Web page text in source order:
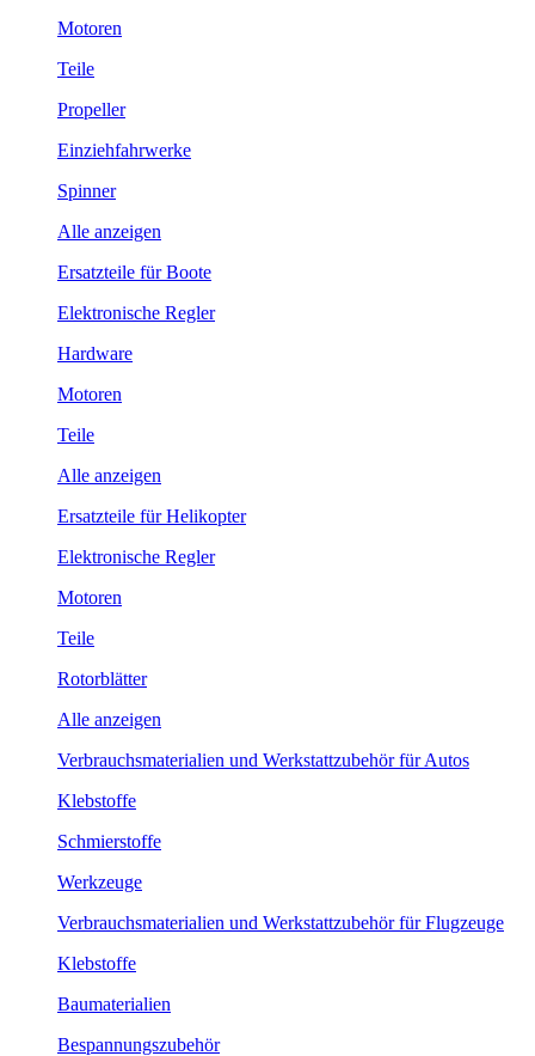
Motoren
Teile
Propeller
Einziehfahrwerke
Spinner
Alle anzeigen
Ersatzteile für Boote
Elektronische Regler
Hardware
Motoren
Teile
Alle anzeigen
Ersatzteile für Helikopter
Elektronische Regler
Motoren
Teile
Rotorblätter
Alle anzeigen
Verbrauchsmaterialien und Werkstattzubehör für Autos
Klebstoffe
Schmierstoffe
Werkzeuge
Verbrauchsmaterialien und Werkstattzubehör für Flugzeuge
Klebstoffe
Baumaterialien
Bespannungszubehör